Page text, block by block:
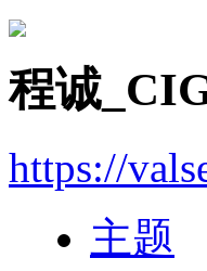
程诚
https://
主题